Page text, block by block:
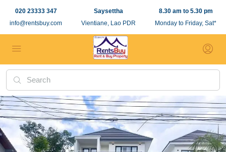
020 23333 347
info@rentsbuy.com
Saysettha
Vientiane, Lao PDR
8.30 am to 5.30 pm
Monday to Friday, Sat*